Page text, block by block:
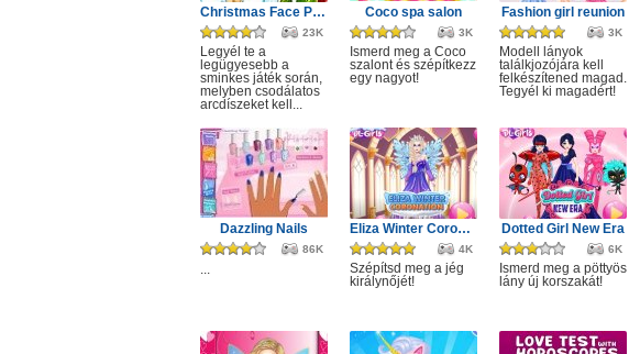
Christmas Face Painting
23K
Legyél te a
legügyesebb a
sminkes játék során,
melyben csodálatos
arcdíszeket kell...
Coco spa salon
3K
Ismerd meg a Coco
szalont és szépítkezz
egy nagyot!
Fashion girl reunion
3K
Modell lányok
találkjozójára kell
felkészítened magad.
Tegyél ki magadért!
Dazzling Nails
86K
...
Eliza Winter Coronation
4K
Szépítsd meg a jég
királynőjét!
Dotted Girl New Era
6K
Ismerd meg a pöttyös
lány új korszakát!